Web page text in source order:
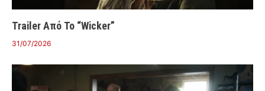
Trailer Από Το “Wicker”
31/07/2026